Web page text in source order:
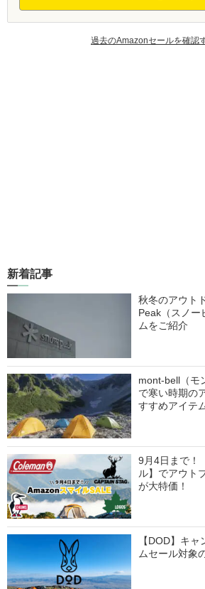
過去のAmazonセールを確認
新着記事
秋冬のアウト
Peak（スノー
ムをご紹介
mont-bell（モ
で寒い時期の
すすめアイテ
9月4日まで！
ル】でアウト
が大特価！
【DOD】キ
ムセール対象